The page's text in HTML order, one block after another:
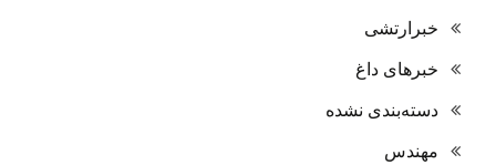
خبرارتشی
خبرهای داغ
دسته‌بندی نشده
مهندس